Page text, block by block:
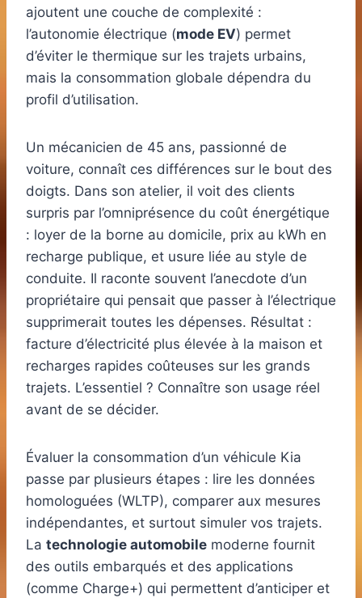
ajoutent une couche de complexité :
l’autonomie électrique (mode EV) permet
d’éviter le thermique sur les trajets urbains,
mais la consommation globale dépendra du
profil d’utilisation.
Un mécanicien de 45 ans, passionné de
voiture, connaît ces différences sur le bout des
doigts. Dans son atelier, il voit des clients
surpris par l’omniprésence du coût énergétique
: loyer de la borne au domicile, prix au kWh en
recharge publique, et usure liée au style de
conduite. Il raconte souvent l’anecdote d’un
propriétaire qui pensait que passer à l’électrique
supprimerait toutes les dépenses. Résultat :
facture d’électricité plus élevée à la maison et
recharges rapides coûteuses sur les grands
trajets. L’essentiel ? Connaître son usage réel
avant de se décider.
Évaluer la consommation d’un véhicule Kia
passe par plusieurs étapes : lire les données
homologuées (WLTP), comparer aux mesures
indépendantes, et surtout simuler vos trajets.
La technologie automobile moderne fournit
des outils embarqués et des applications
(comme Charge+) qui permettent d’anticiper et